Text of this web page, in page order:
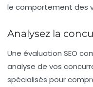
le comportement des
Analysez la
Une évaluation SEO
analyse de vos
spécialisés pour